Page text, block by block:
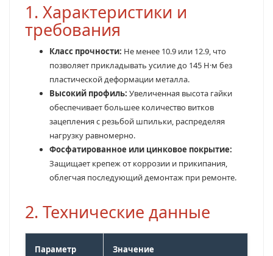
1. Характеристики и
требования
Класс прочности: Не менее 10.9 или 12.9, что
позволяет прикладывать усилие до 145 Н·м без
пластической деформации металла.
Высокий профиль: Увеличенная высота гайки
обеспечивает большее количество витков
зацепления с резьбой шпильки, распределяя
нагрузку равномерно.
Фосфатированное или цинковое покрытие:
Защищает крепеж от коррозии и прикипания,
облегчая последующий демонтаж при ремонте.
2. Технические данные
Параметр Значение